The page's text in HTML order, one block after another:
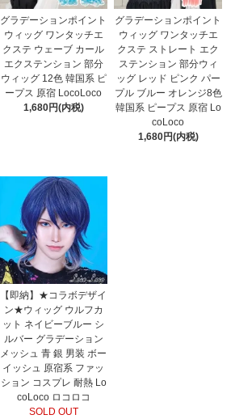
グラデーションポイント
ウィッグ ワンタッチエ
クステ ウェーブ カール
エクステンション 部分
ウィッグ 12色 韓国系 ピ
ープス 原宿 LocoLoco
1,680円(内税)
グラデーションポイント
ウィッグ ワンタッチエ
クステ ストレート エク
ステンション 部分ウィ
ッグ レッド ピンク パー
プル ブルー オレンジ8色
韓国系 ピープス 原宿 Lo
coLoco
1,680円(内税)
【即納】★コラボデザイ
ン★ウィッグ ウルフカ
ット ネイビーブルー シ
ルバー グラデーション
メッシュ 青 銀 男装 ボー
イッシュ 原宿系 ファッ
ション コスプレ 耐熱 Lo
coLoco ロコロコ
SOLD OUT